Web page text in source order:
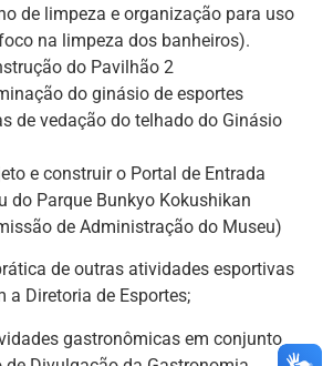
de limpeza e organização para uso
na limpeza dos banheiros).
do Pavilhão 2
do ginásio de esportes
de vedação do telhado do Ginásio
e construir o Portal de Entrada
do Parque Bunkyo Kokushikan
de Administração do Museu)
de outras atividades esportivas
a Diretoria de Esportes;
gastronômicas em conjunto